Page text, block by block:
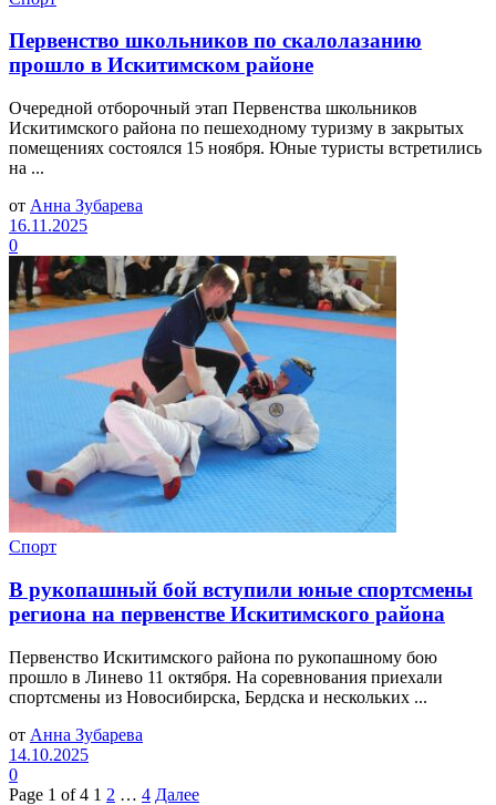
Первенство школьников по скалолазанию
прошло в Искитимском районе
Очередной отборочный этап Первенства школьников
Искитимского района по пешеходному туризму в закрытых
помещениях состоялся 15 ноября. Юные туристы встретились
на ...
от Анна Зубарева
16.11.2025
0
Спорт
В рукопашный бой вступили юные спортсмены
региона на первенстве Искитимского района
Первенство Искитимского района по рукопашному бою
прошло в Линево 11 октября. На соревнования приехали
спортсмены из Новосибирска, Бердска и нескольких ...
от Анна Зубарева
14.10.2025
0
Page 1 of 4 1 2 … 4 Далее